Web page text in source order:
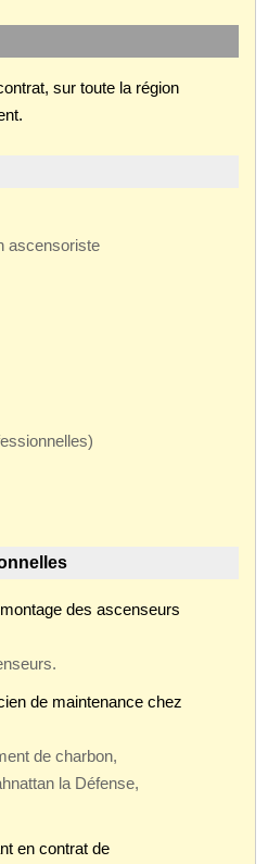
sur toute la région
ascensoriste
des ascenseurs
de maintenance chez
de charbon,
la Défense,
en contrat de